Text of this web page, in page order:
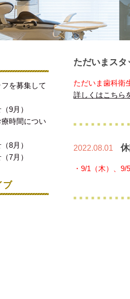
ただいまスタ
ただいま歯科衛
詳しくはこちら
2022.08.01
・9/1（木）、
を募集して
9月）
時間につい
8月）
7月）
ブ